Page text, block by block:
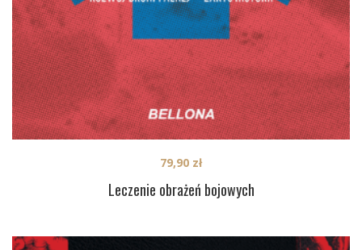
Leczenie obrażeń bojowych
79,90 zł